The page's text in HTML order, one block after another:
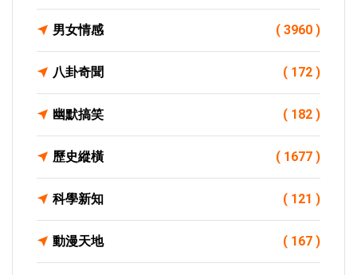
男女情感 ( 3960 )
八卦奇聞 ( 172 )
幽默搞笑 ( 182 )
歷史縱橫 ( 1677 )
科學新知 ( 121 )
動漫天地 ( 167 )